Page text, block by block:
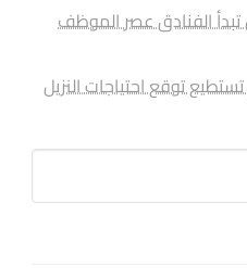
الفنادق عصر الموظف
توقع احتياجات النزيل